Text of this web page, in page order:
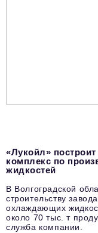
«Лукойл»
комплекс по
жидкостей
В Волгоградской
строительству
охлаждающих
около 70 тыс. т
служба компании.